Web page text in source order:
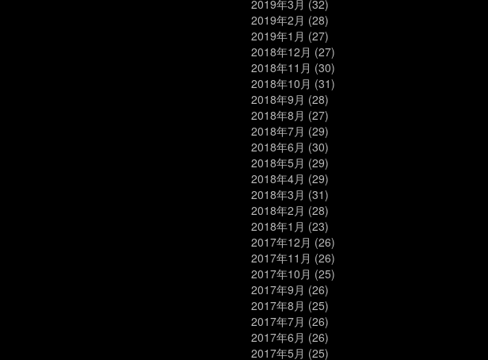
2019年3月 (32)
2019年2月 (28)
2019年1月 (27)
2018年12月 (27)
2018年11月 (30)
2018年10月 (31)
2018年9月 (28)
2018年8月 (27)
2018年7月 (29)
2018年6月 (30)
2018年5月 (29)
2018年4月 (29)
2018年3月 (31)
2018年2月 (28)
2018年1月 (23)
2017年12月 (26)
2017年11月 (26)
2017年10月 (25)
2017年9月 (26)
2017年8月 (25)
2017年7月 (26)
2017年6月 (26)
2017年5月 (25)